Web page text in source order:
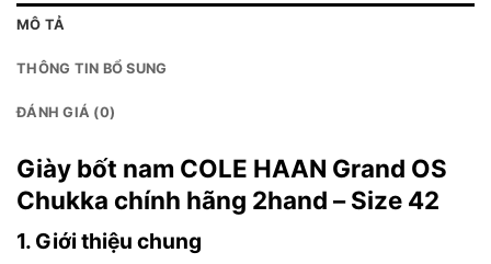
MÔ TẢ
THÔNG TIN BỔ SUNG
ĐÁNH GIÁ (0)
Giày bốt nam COLE HAAN Grand OS
Chukka chính hãng 2hand – Size 42
1. Giới thiệu chung